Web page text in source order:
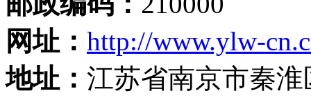
网址： http://www.ylw-
地址： 江苏省南京市秦